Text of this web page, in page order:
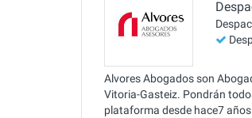
Alvores Abogados son
Vitoria-Gasteiz. Pondrán
plataforma desde hace7 años.